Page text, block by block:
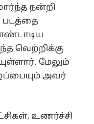
நன்றி
படத்தை
வெற்றிக்கு
மேலும்
அவர்
உணர்ச்சி